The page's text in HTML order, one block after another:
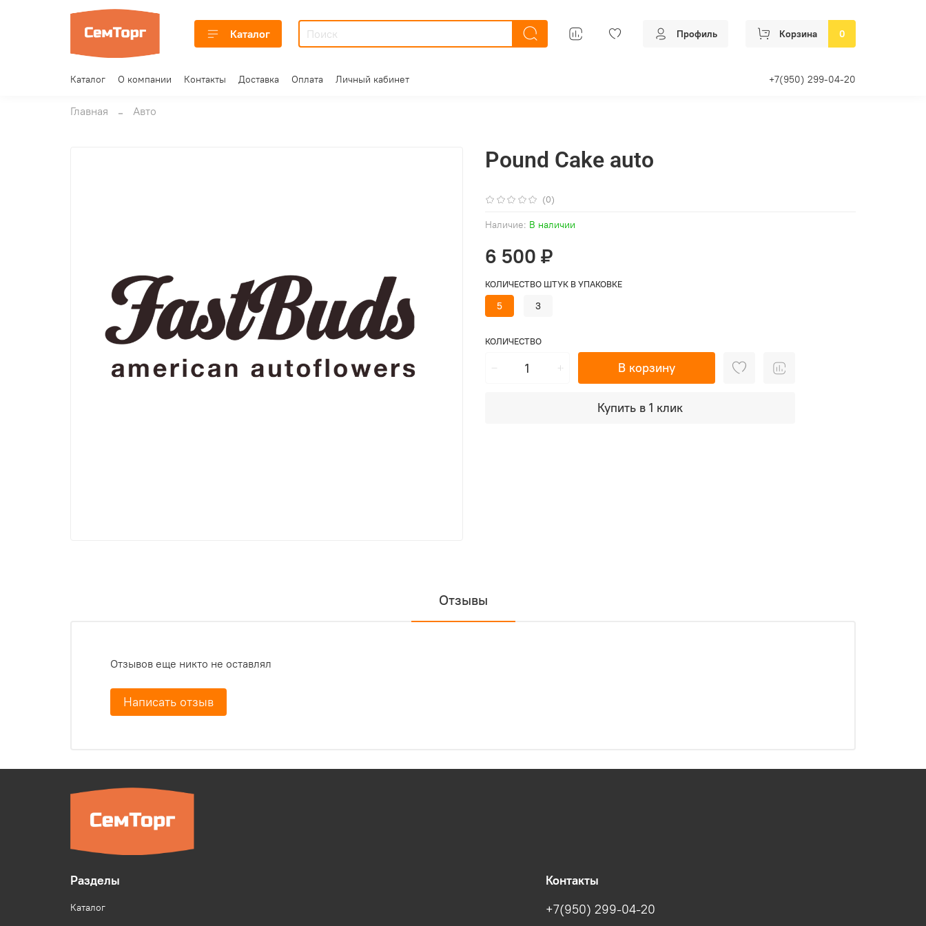
Каталог Профиль Корзина 0
Каталог О компании Контакты Доставка Оплата Личный кабинет +7(950) 299-04-20
Главная Авто
(0)
Наличие: В наличии
Pound Cake auto
6 500 ₽
КОЛИЧЕСТВО
В корзину
Купить в 1 клик
КОЛИЧЕСТВО ШТУК В УПАКОВКЕ
5 3
Отзывы
Отзывов еще никто не оставлял
Написать отзыв
Разделы
Каталог
Контакты
+7(950) 299-04-20